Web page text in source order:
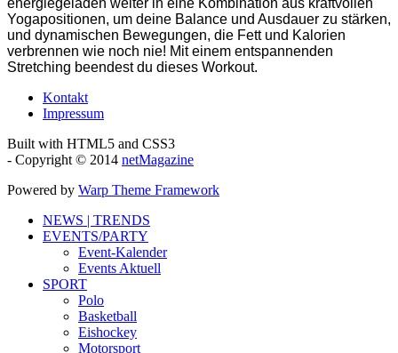
Yogapositionen, um deine Balance und Ausdauer zu stärken,
und dynamischen Bewegungen, die Fett und Kalorien
verbrennen wie noch nie! Mit einem entspannenden
Stretching beendest du dieses Workout.
Kontakt
Impressum
Built with HTML5 and CSS3
- Copyright © 2014 netMagazine
Powered by Warp Theme Framework
NEWS | TRENDS
EVENTS/PARTY
Event-Kalender
Events Aktuell
SPORT
Polo
Basketball
Eishockey
Motorsport